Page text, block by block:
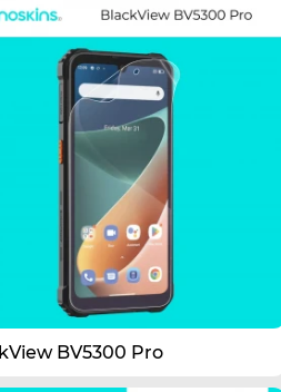
BV5300 Pro